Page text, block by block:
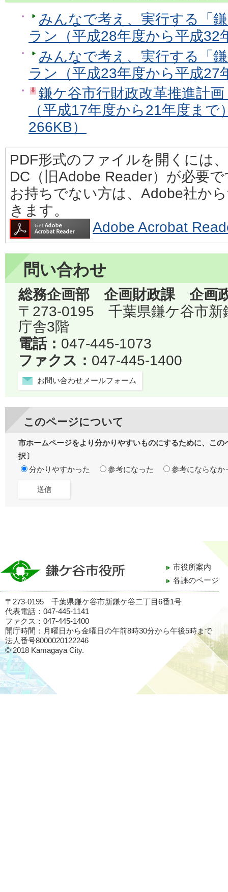
みんなで考え、実行する「
ラン（平成28年度から平成32
みんなで考え、実行する「
ラン（平成23年度から平成27
鎌ケ谷市行財政改革推進計
（平成17年度から21年度まで
266KB）
PDF形式のファイルを開くには
DC（旧Adobe Reader）が必要
お持ちでない方は、Adobe社か
きます。
Adobe Acrobat
問い合わせ
総務企画部 企画財政課 企画
〒273-0195 千葉県鎌ケ谷市
庁舎3階
電話： 047-445-1073
ファクス： 047-445-1400
お問い合わせメールフォーム
このページについて
市ホームページをより分かりやすいものにするために、こ
択〕
分かりやすかった
参考になった 参考にならなか
市役所案内
各課のページ
〒273-0195 千葉県鎌ケ谷市新鎌ケ谷二丁目6番1号
代表電話：047-445-1141
ファクス：047-445-1400
開庁時間：月曜日から金曜日の午前8時30分から午後5時まで
法人番号8000020122246
© 2018 Kamagaya City.